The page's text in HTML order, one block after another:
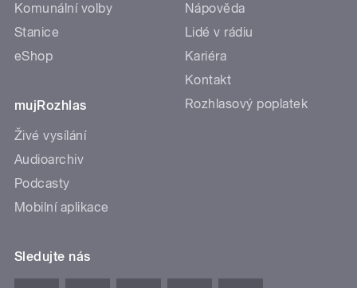
Komunální volby
Stanice
eShop
mujRozhlas
Živé vysílání
Audioarchiv
Podcasty
Mobilní aplikace
Nápověda
Lidé v rádiu
Kariéra
Kontakt
Rozhlasový poplatek
Sledujte nás